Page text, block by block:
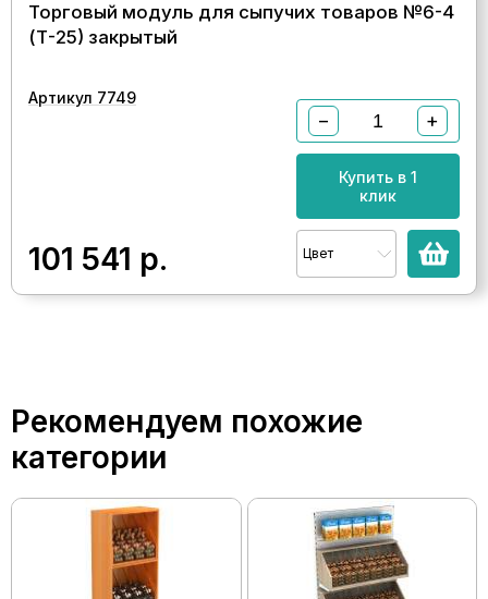
Торговый модуль для сыпучих товаров №6-4
(Т-25) закрытый
Артикул 7749
101 541 р.
− +
Купить в 1
клик
Цвет
Рекомендуем похожие
категории